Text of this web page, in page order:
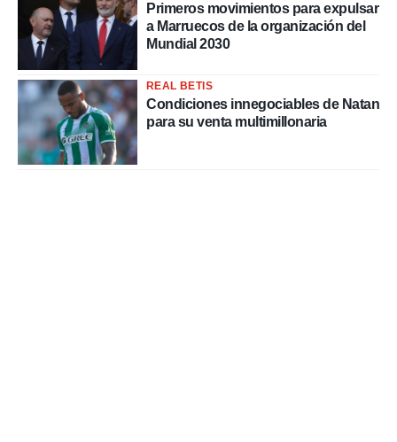
Primeros movimientos para expulsar
a Marruecos de la organización del
Mundial 2030
REAL BETIS
Condiciones innegociables de Natan
para su venta multimillonaria